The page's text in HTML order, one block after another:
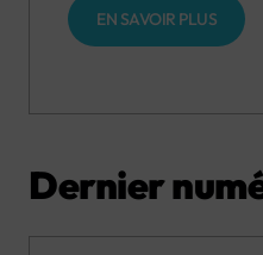
EN SAVOIR PLUS
Dernier